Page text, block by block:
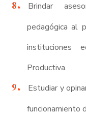
Brindar
pedagógica al
instituciones
Productiva.
Estudiar y
funcionamiento